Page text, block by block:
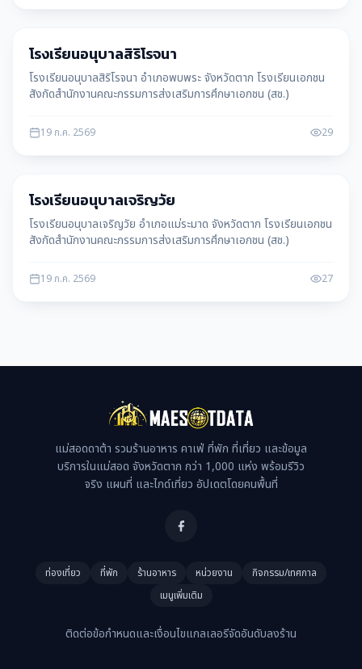
โรงเรียน
โรงเรียนอนุบาลสิริโรจนา
โรงเรียนอนุบาลสิริโรจนา อำเภอพบพระ จังหวัดตาก โรงเรียนเอกชน
สังกัดสำนักงานคณะกรรมการส่งเสริมการศึกษาเอกชน (สช.)
19 ก.ค. 2569 29
โรงเรียน
โรงเรียนอนุบาลเจริญวัย
โรงเรียนอนุบาลเจริญวัย อำเภอแม่ระมาด จังหวัดตาก โรงเรียนเอกชน
สังกัดสำนักงานคณะกรรมการส่งเสริมการศึกษาเอกชน (สช.)
19 ก.ค. 2569 27
แม่สอดดาต้า รวมร้านอาหาร คาเฟ่ ที่พัก ที่เที่ยว และข้อมูล
บริการในแม่สอด จังหวัดตาก กว่า 1,000 แห่ง พร้อมรีวิว
จริง แผนที่ และไกด์เที่ยว อัปเดตโดยคนพื้นที่
ท่องเที่ยว ที่พัก ร้านอาหาร หน่วยงาน
กิจกรรม/เทศกาล
เมนูเพิ่มเติม
ติดต่อข้อกำหนดและเงื่อนไขแกลเลอรีจัดอันดับลงร้าน